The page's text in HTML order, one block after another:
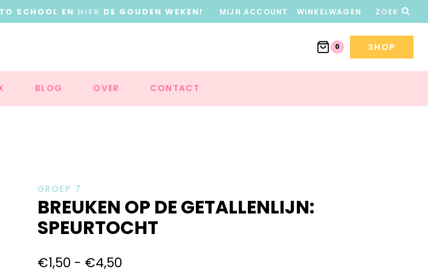
SCHOOL EN HIER DE GOUDEN WEKEN! MIJN ACCOUNT WINKELWAGEN ZOEK
0 SHOP
BLOG OVER CONTACT
GROEP 7
BREUKEN OP DE GETALLENLIJN:
SPEURTOCHT
€1,50 - €4,50